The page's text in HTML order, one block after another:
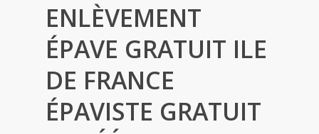
ENLÈVEMENT
ÉPAVE GRATUIT ILE
DE FRANCE
ÉPAVISTE GRATUIT